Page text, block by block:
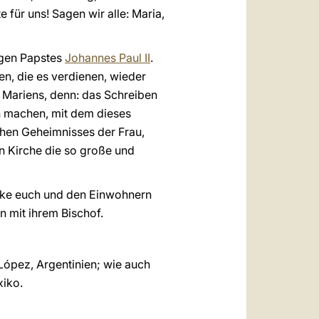
für uns! Sagen wir alle: Maria,
Papstes Johannes Paul II.
die es verdienen, wieder
denn: das Schreiben
mit dem dieses
Geheimnisses der Frau,
Kirche die so große und
euch und den Einwohnern
mit ihrem Bischof.
Argentinien; wie auch